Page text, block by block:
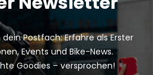
Postfach: Erfahre als Erster
Events und Bike-News.
Goodies – versprochen!